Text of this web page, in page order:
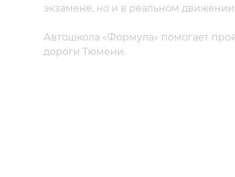
экзамене, но и в реальном движении.
Автошкола «Формула» помогает
дороги Тюмени.